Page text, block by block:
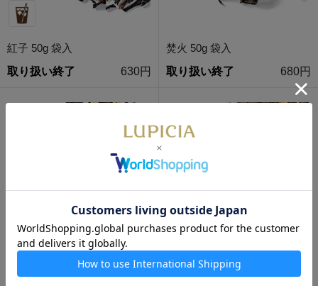
紅子 50g 袋入
取り扱い終了
630円
焚火 50g 袋入
取り扱い終了
680円
ピエロ 50g 袋入
ミモザ 50g 袋入